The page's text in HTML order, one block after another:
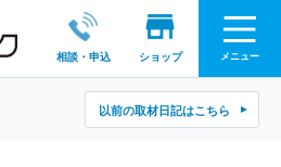
相談・申込 ショップ メニュー
以前の取材日記はこちら